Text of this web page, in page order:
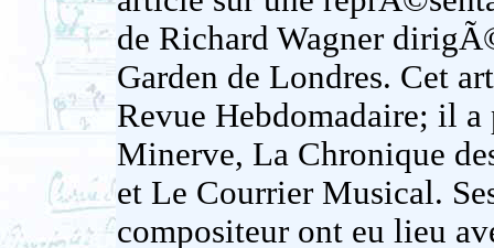
de Richard Wagner
Garden de Londres. Cet
Revue Hebdomadaire; il
Minerve, La Chronique
et Le Courrier Musical.
compositeur ont eu lieu